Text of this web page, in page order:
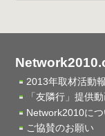
2013年取材活動
「友隣行」提供
Network2010につ
ご協賛のお願い